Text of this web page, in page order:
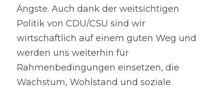
Ängste. Auch dank der weitsichtigen
Politik von CDU/CSU sind wir
wirtschaftlich auf einem guten Weg und
werden uns weiterhin für
Rahmenbedingungen einsetzen, die
Wachstum, Wohlstand und soziale